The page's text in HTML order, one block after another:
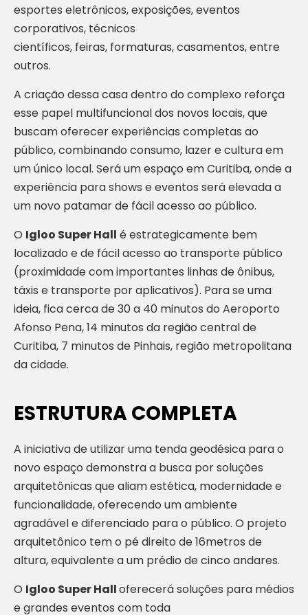
esportes eletrônicos, exposições, eventos
corporativos, técnicos
científicos, feiras, formaturas, casamentos, entre
outros.
A criação dessa casa dentro do complexo reforça
esse papel multifuncional dos novos locais, que
buscam oferecer experiências completas ao
público, combinando consumo, lazer e cultura em
um único local. Será um espaço em Curitiba, onde a
experiência para shows e eventos será elevada a
um novo patamar de fácil acesso ao público.
O Igloo Super Hall é estrategicamente bem
localizado e de fácil acesso ao transporte público
(proximidade com importantes linhas de ônibus,
táxis e transporte por aplicativos). Para se uma
ideia, fica cerca de 30 a 40 minutos do Aeroporto
Afonso Pena, 14 minutos da região central de
Curitiba, 7 minutos de Pinhais, região metropolitana
da cidade.
ESTRUTURA COMPLETA
A iniciativa de utilizar uma tenda geodésica para o
novo espaço demonstra a busca por soluções
arquitetônicas que aliam estética, modernidade e
funcionalidade, oferecendo um ambiente
agradável e diferenciado para o público. O projeto
arquitetônico tem o pé direito de 16metros de
altura, equivalente a um prédio de cinco andares.
O Igloo Super Halloferecerá soluções para médios
e grandes eventos com toda